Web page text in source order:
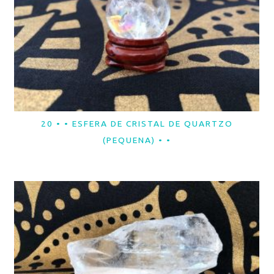
LER MAIS
20 • • ESFERA DE CRISTAL DE QUARTZO
(PEQUENA) • •